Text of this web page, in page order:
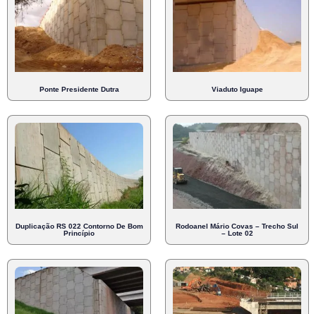
Ponte Presidente Dutra Viaduto Iguape
Duplicação RS 022 Contorno De Bom
Princípio
Rodoanel Mário Covas – Trecho Sul
– Lote 02